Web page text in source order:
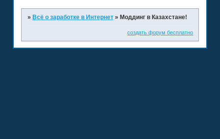
» Всё о заработке в Интернет » Моддинг в Казахстане!
создать форум бесплатно